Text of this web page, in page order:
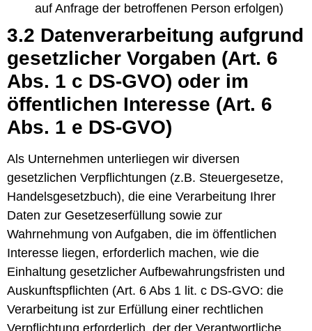
auf Anfrage der betroffenen Person erfolgen)
3.2 Datenverarbeitung aufgrund
gesetzlicher Vorgaben (Art. 6
Abs. 1 c DS-GVO) oder im
öffentlichen Interesse (Art. 6
Abs. 1 e DS-GVO)
Als Unternehmen unterliegen wir diversen
gesetzlichen Verpflichtungen (z.B. Steuergesetze,
Handelsgesetzbuch), die eine Verarbeitung Ihrer
Daten zur Gesetzeserfüllung sowie zur
Wahrnehmung von Aufgaben, die im öffentlichen
Interesse liegen, erforderlich machen, wie die
Einhaltung gesetzlicher Aufbewahrungsfristen und
Auskunftspflichten (Art. 6 Abs 1 lit. c DS-GVO: die
Verarbeitung ist zur Erfüllung einer rechtlichen
Verpflichtung erforderlich, der der Verantwortliche